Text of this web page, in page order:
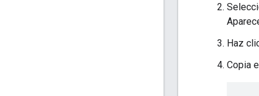
Haz
Copia